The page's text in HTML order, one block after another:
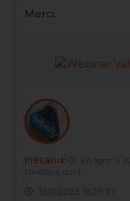
Merci.
mecanix En ligne le
soudeurs.com)
19/11/2023 19:26:37